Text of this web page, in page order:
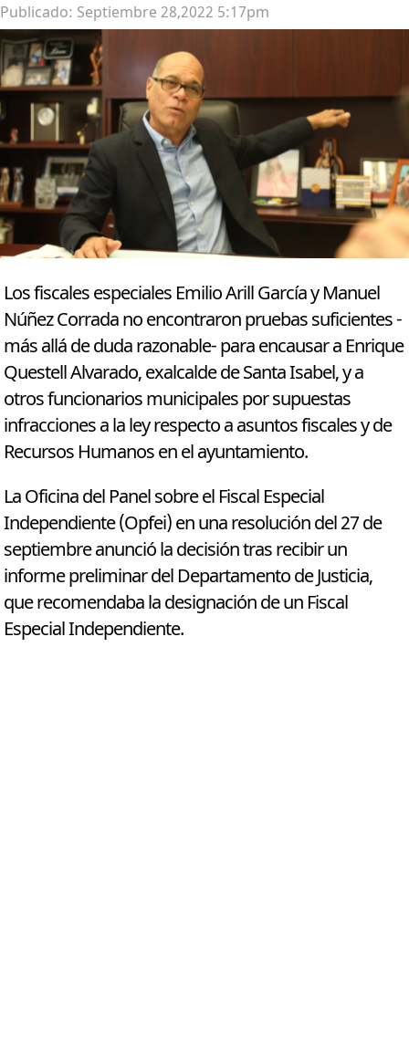
Publicado: Septiembre 28,2022 5:17pm
Los fiscales especiales Emilio Arill García y Manuel
Núñez Corrada no encontraron pruebas suficientes -
más allá de duda razonable- para encausar a Enrique
Questell Alvarado, exalcalde de Santa Isabel, y a
otros funcionarios municipales por supuestas
infracciones a la ley respecto a asuntos fiscales y de
Recursos Humanos en el ayuntamiento.
La Oficina del Panel sobre el Fiscal Especial
Independiente (Opfei) en una resolución del 27 de
septiembre anunció la decisión tras recibir un
informe preliminar del Departamento de Justicia,
que recomendaba la designación de un Fiscal
Especial Independiente.